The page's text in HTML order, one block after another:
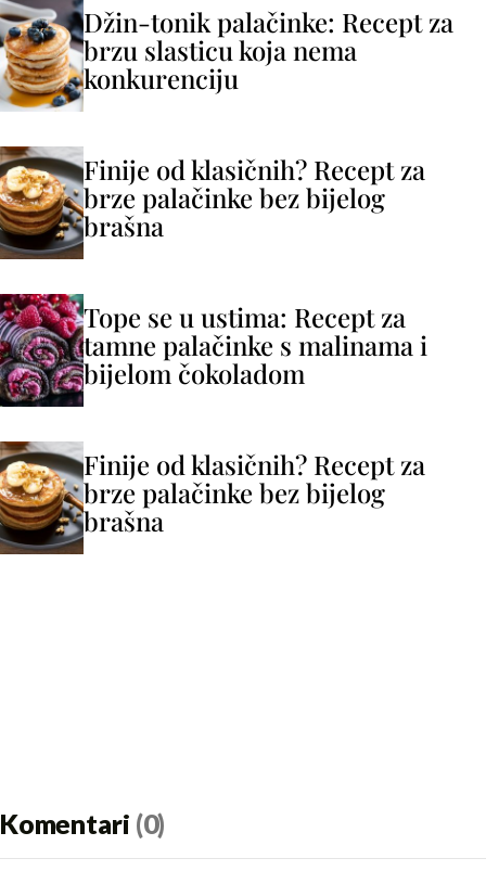
Džin-tonik palačinke: Recept za
brzu slasticu koja nema
konkurenciju
Finije od klasičnih? Recept za
brze palačinke bez bijelog
brašna
Tope se u ustima: Recept za
tamne palačinke s malinama i
bijelom čokoladom
Finije od klasičnih? Recept za
brze palačinke bez bijelog
brašna
Komentari (0)